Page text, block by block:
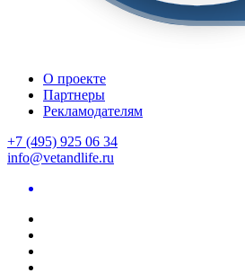
О проекте
Партнеры
Рекламодателям
+7 (495) 925 06 34
info@vetandlife.ru